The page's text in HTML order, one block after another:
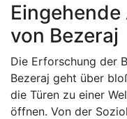
von Bezeraj
Die Erforschung der
Bezeraj geht über
die Türen zu einer
öffnen. Von der